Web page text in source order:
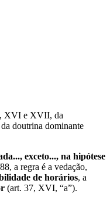
XVI e XVII, da
doutrina dominante
exceto..., na hipótese
a regra é a vedação,
de horários, a
(art. 37, XVI, “a”).